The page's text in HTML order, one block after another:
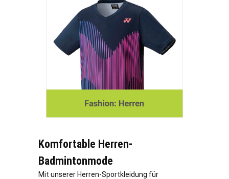
Komfortable Herren-
Badmintonmode
Mit unserer Herren-Sportkleidung für